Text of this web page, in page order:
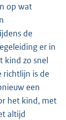
op wat
de
er in
kind zo snel
richtlijn is de
een
het kind, met
altijd